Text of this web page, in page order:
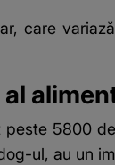
care
peste 5800
ul, au un